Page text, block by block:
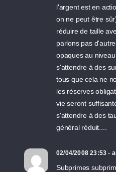
l'argent est en
on ne peut être
réduire de taille
parlons pas
opaques au
s'attendre à des
tous que cela ne
les réserves
vie seront
s'attendre à des
général réduit....
02/04/2008 23:53 -
Subprimes